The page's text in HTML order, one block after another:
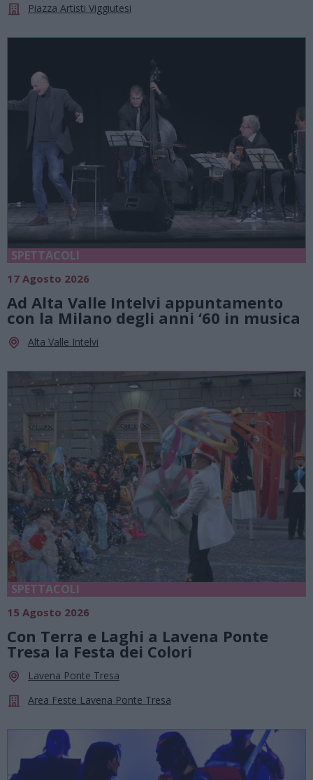
Piazza Artisti Viggiutesi
SPETTACOLI
17 Agosto 2026
Ad Alta Valle Intelvi appuntamento
con la Milano degli anni ‘60 in musica
Alta Valle Intelvi
SPETTACOLI
15 Agosto 2026
Con Terra e Laghi a Lavena Ponte
Tresa la Festa dei Colori
Lavena Ponte Tresa
Area Feste Lavena Ponte Tresa